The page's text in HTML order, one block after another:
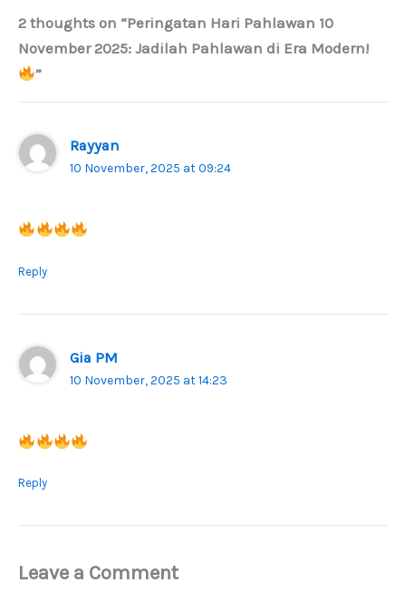
2 thoughts on “Peringatan Hari Pahlawan 10
November 2025: Jadilah Pahlawan di Era Modern!
”
Rayyan
10 November, 2025 at 09:24
Reply
Gia PM
10 November, 2025 at 14:23
Reply
Leave a Comment